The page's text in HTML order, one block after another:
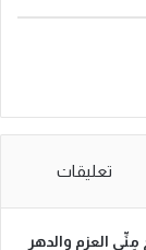
تعليقات
العزم والدهر